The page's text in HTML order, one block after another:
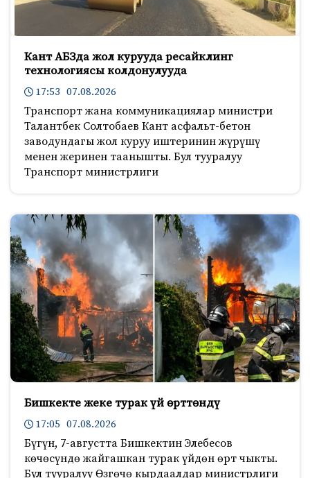
Кант АБЗда жол курууда ресайклинг
технологиясы колдонулууда
17:53 07.08.2026
Транспорт жана коммуникациялар министри
Талантбек Солтобаев Кант асфальт-бетон
заводундагы жол куруу иштеринин жүрүшү
менен жеринен таанышты. Бул тууралуу
Транспорт министрлиги
Бишкекте жеке турак үй өрттөндү
17:05 07.08.2026
Бүгүн, 7-августта Бишкектин Элебесов
көчөсүндө жайгашкан турак үйдөн өрт чыкты.
Бул тууралуу Өзгөчө кырдаалдар министрлиги